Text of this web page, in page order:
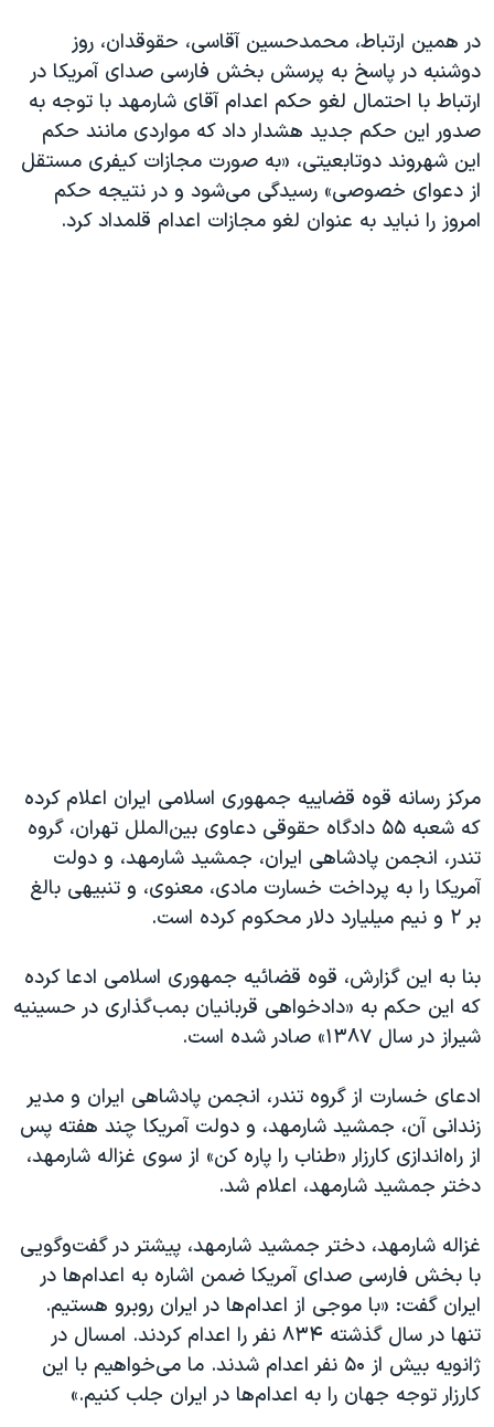
در همین ارتباط، محمدحسین آقاسی، حقوقدان، روز
دوشنبه در پاسخ به پرسش بخش فارسی صدای آمریکا در
ارتباط با احتمال لغو حکم اعدام آقای شارمهد با توجه به
صدور این حکم جدید هشدار داد که مواردی مانند حکم
این شهروند دوتابعیتی، «به صورت مجازات کیفری مستقل
از دعوای خصوصی» رسیدگی می‌شود و در نتیجه حکم
امروز را نباید به عنوان لغو مجازات اعدام قلمداد کرد.
مرکز رسانه قوه قضاییه جمهوری اسلامی ایران اعلام کرده
که شعبه ۵۵ دادگاه حقوقی دعاوی بین‌الملل تهران، گروه
تندر، انجمن پادشاهی ایران، جمشید شارمهد، و دولت
آمریکا را به پرداخت خسارت مادی، معنوی، و تنبیهی بالغ
بر ٢ و نیم میلیارد دلار محکوم کرده است.
بنا به این گزارش، قوه قضائیه جمهوری اسلامی ادعا کرده
که این حکم به «دادخواهی قربانیان بمب‌گذاری در حسینیه
شیراز در سال ۱۳۸۷» صادر شده است.
ادعای خسارت از گروه تندر، انجمن پادشاهی ایران و مدیر
زندانی آن، جمشید شارمهد، و دولت آمریکا چند هفته پس
از راه‌اندازی کارزار «طناب را پاره کن» از سوی غزاله شارمهد،
دختر جمشید شارمهد، اعلام شد.
غزاله شارمهد، دختر جمشید شارمهد، پیشتر در گفت‌و‌گویی
با بخش فارسی صدای آمریکا ضمن اشاره به اعدام‌ها در
ایران گفت: «با موجی از اعدام‌ها در ایران روبرو هستیم.
تنها در سال گذشته ۸۳۴ نفر را اعدام کردند. امسال در
ژانویه بیش از ۵۰ نفر اعدام شدند. ما می‌خواهیم با این
کارزار توجه جهان را به اعدام‌ها در ایران جلب کنیم.»